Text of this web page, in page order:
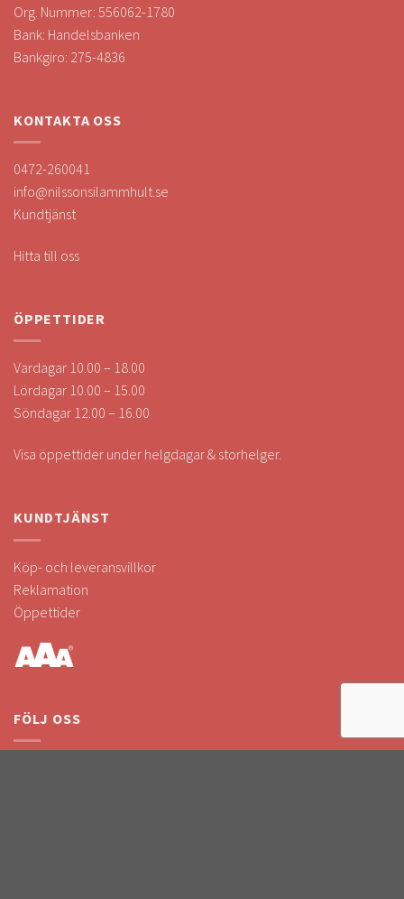
Org. Nummer: 556062-1780
Bank: Handelsbanken
Bankgiro: 275-4836
KONTAKTA OSS
0472-260041
info@nilssonsilammhult.se
Kundtjänst
Hitta till oss
ÖPPETTIDER
Vardagar 10.00 – 18.00
Lördagar 10.00 – 15.00
Söndagar 12.00 – 16.00
Visa öppettider under helgdagar & storhelger.
KUNDTJÄNST
Köp- och leveransvillkor
Reklamation
Öppettider
FÖLJ OSS